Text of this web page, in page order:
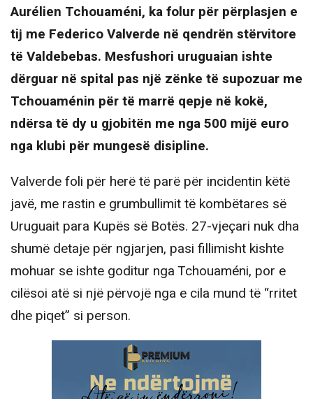
Aurélien Tchouaméni, ka folur për përplasjen e
tij me Federico Valverde në qendrën stërvitore
të Valdebebas. Mesfushori uruguaian ishte
dërguar në spital pas një zënke të supozuar me
Tchouaménin për të marrë qepje në kokë,
ndërsa të dy u gjobitën me nga 500 mijë euro
nga klubi për mungesë disipline.
Valverde foli për herë të parë për incidentin këtë
javë, me rastin e grumbullimit të kombëtares së
Uruguait para Kupës së Botës. 27-vjeçari nuk dha
shumë detaje për ngjarjen, pasi fillimisht kishte
mohuar se ishte goditur nga Tchouaméni, por e
cilësoi atë si një përvojë nga e cila mund të “rritet
dhe piqet” si person.